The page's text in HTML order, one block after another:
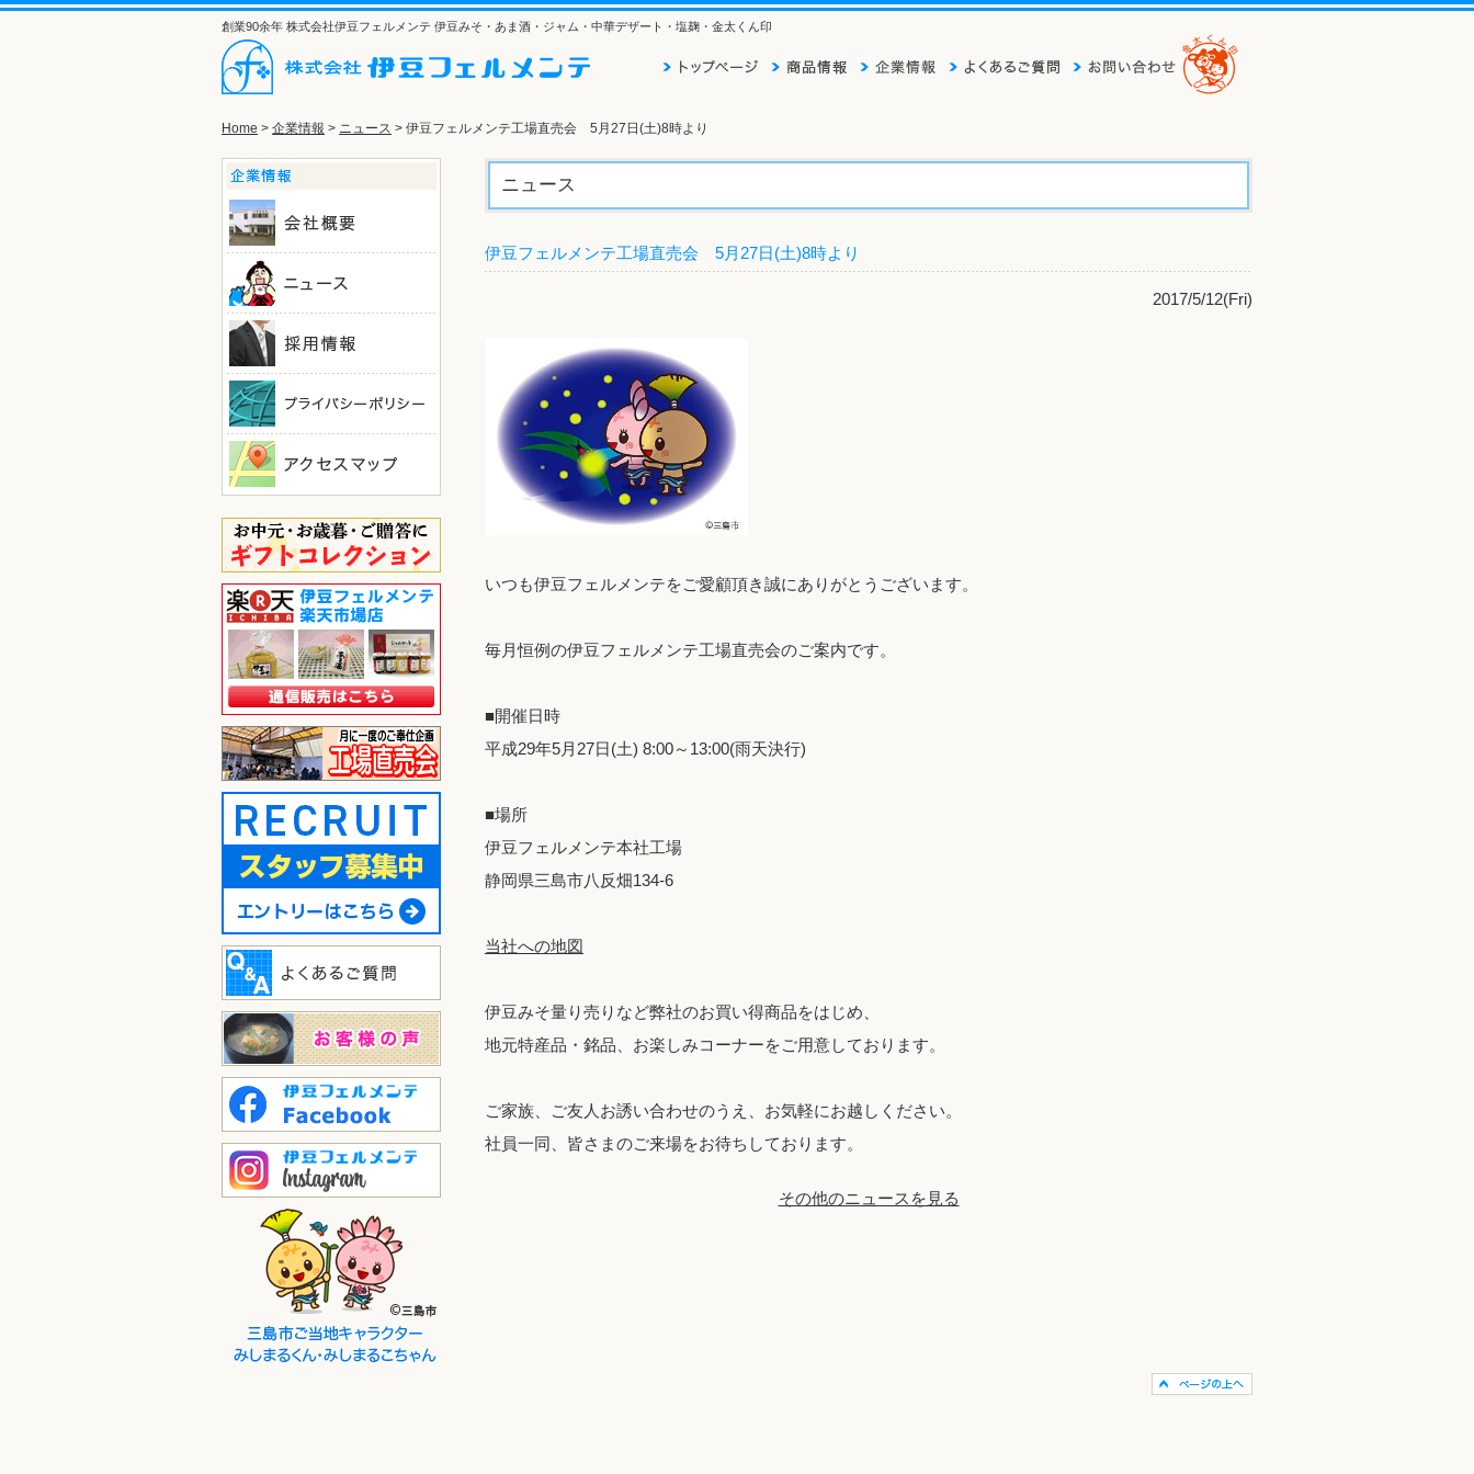
創業90余年 株式会社伊豆フェルメンテ 伊豆みそ・あま酒・ジャム・中華デザート・塩麹・金太くん印
Home > 企業情報 > ニュース > 伊豆フェルメンテ工場直売会 5月27日(土)8時より
ニュース
伊豆フェルメンテ工場直売会 5月27日(土)8時より
2017/5/12(Fri)
いつも伊豆フェルメンテをご愛顧頂き誠にありがとうございます。
毎月恒例の伊豆フェルメンテ工場直売会のご案内です。
■開催日時
平成29年5月27日(土) 8:00～13:00(雨天決行)
■場所
伊豆フェルメンテ本社工場
静岡県三島市八反畑134-6
当社への地図
伊豆みそ量り売りなど弊社のお買い得商品をはじめ、
地元特産品・銘品、お楽しみコーナーをご用意しております。
ご家族、ご友人お誘い合わせのうえ、お気軽にお越しください。
社員一同、皆さまのご来場をお待ちしております。
その他のニュースを見る